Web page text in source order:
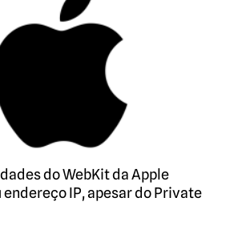
do WebKit da Apple
endereço IP, apesar do Private